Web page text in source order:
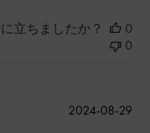
立ちましたか？
0
0
公
2024-08-29